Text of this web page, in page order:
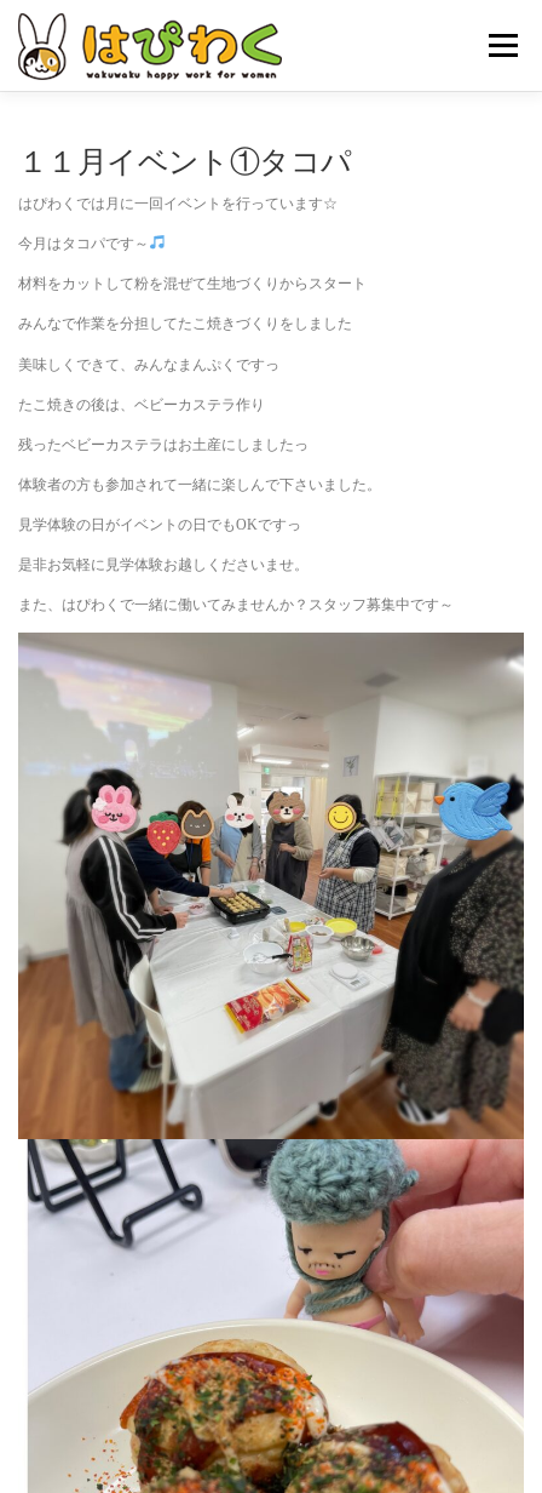
メニュー
１１月イベント①タコパ
はぴわくでは月に一回イベントを行っています☆
今月はタコパです～
材料をカットして粉を混ぜて生地づくりからスタート
みんなで作業を分担してたこ焼きづくりをしました
美味しくできて、みんなまんぷくですっ
たこ焼きの後は、ベビーカステラ作り
残ったベビーカステラはお土産にしましたっ
体験者の方も参加されて一緒に楽しんで下さいました。
見学体験の日がイベントの日でもOKですっ
是非お気軽に見学体験お越しくださいませ。
また、はぴわくで一緒に働いてみませんか？スタッフ募集中です～